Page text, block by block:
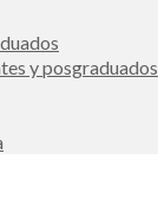
y posgraduados